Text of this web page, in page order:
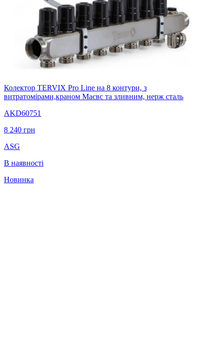
Колектор TERVIX Pro Line на 8 контури, з
витратомірами,краном Маєвс та зливним, нерж сталь
AKD60751
8 240 грн
ASG
В наявності
Новинка